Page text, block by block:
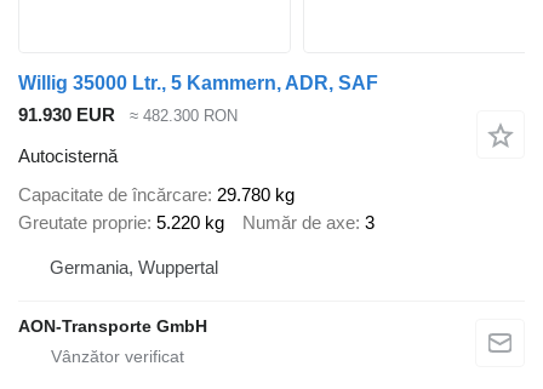
Willig 35000 Ltr., 5 Kammern, ADR, SAF
91.930 EUR
≈ 482.300 RON
Autocisternă
Capacitate de încărcare 29.780 kg
Greutate proprie 5.220 kg Număr de axe 3
Germania, Wuppertal
AON-Transporte GmbH